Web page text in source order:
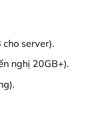
cho server).
nghị 20GB+).